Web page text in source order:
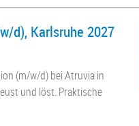
d), Karlsruhe 2027
(m/w/d) bei Atruvia in
und löst. Praktische